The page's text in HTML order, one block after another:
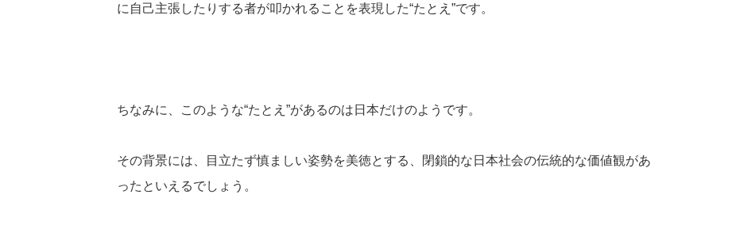
に自己主張したりする者が叩かれることを表現した“たとえ”です。
ちなみに、このような“たとえ”があるのは日本だけのようです。
その背景には、目立たず慎ましい姿勢を美徳とする、閉鎖的な日本社会の伝統的な価値観があ
ったといえるでしょう。